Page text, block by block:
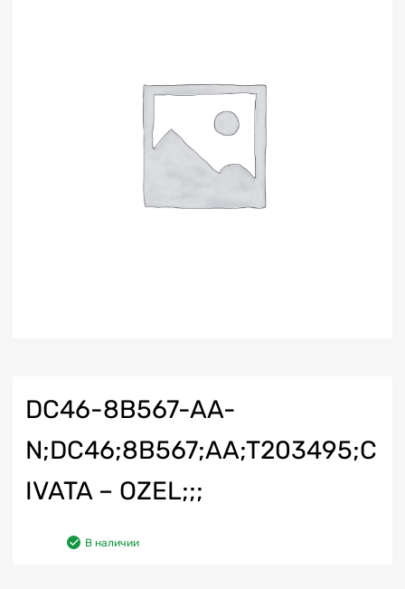
DC46-8B567-AA-
N;DC46;8B567;AA;T203495;C
IVATA – OZEL;;;
В наличии